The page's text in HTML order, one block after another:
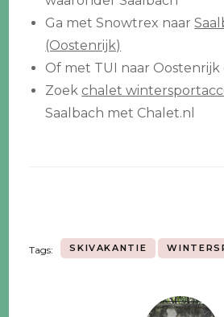
Ga met Snowtrex naar
(Oostenrijk)
Of met TUI naar
Zoek chalet
Saalbach met Chalet.nl
Tags: SKIVAKANTIE